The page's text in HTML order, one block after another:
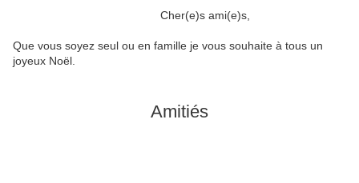
Cher(e)s ami(e)s,
Que vous soyez seul ou en famille je vous souhaite à tous un
joyeux Noël.
Amitiés